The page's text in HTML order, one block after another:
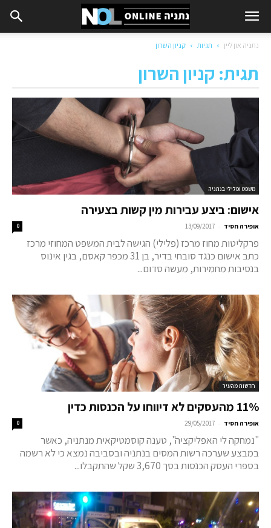
נתניה און ליין תגיות קניון השרון
תגית: קניון השרון
משפט ופלילי בנתניה
אישום: ביצע עבירות מין קשות בצעירה
אופירה חסיד -
13/09/2017
0
פרקליטות מחוז מרכז (פלילי) הגישה לבית המשפט המחוזי מרכז
כתב אישום כנגד סובחי בדיר, בן 31 מכפר קאסם, בגין אינוס
בנסיבות מחמירות, מעשה סדום...
חדשות מהעיר
11% מהעסקים לא דיווחו על הכנסות כדין
אופירה חסיד -
29/05/2017
0
"נמחקה לי האפליקציה", טענה קוסמטיקאית מנתניה, כאשר
במבצע שערכה רשות המסים בנתניה ובסביבה נמצא כי לא רשמה
בספרי העסק הכנסות בסך 3,670 שקל שהתקבלו...